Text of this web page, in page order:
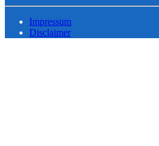
Impressum
Disclaimer